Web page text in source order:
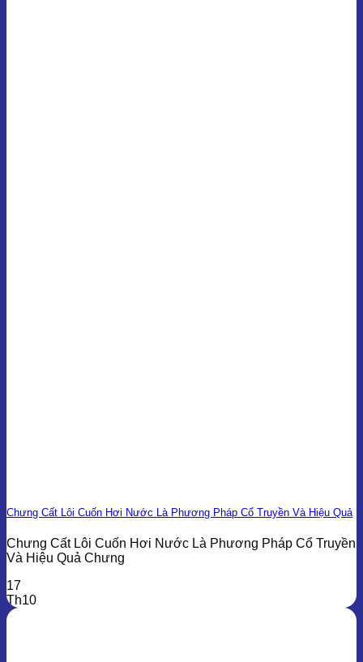
Chưng Cất Lôi Cuốn Hơi Nước Là Phương Pháp Cổ Truyền Và Hiệu Quả
Chưng Cất Lôi Cuốn Hơi Nước Là Phương Pháp Cổ Truyền
Và Hiệu Quả Chưng
17
Th10